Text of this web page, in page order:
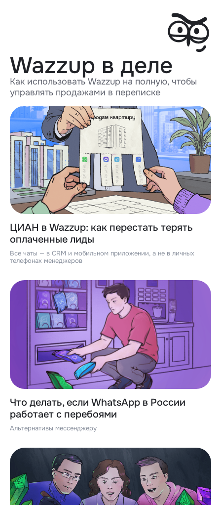
Wazzup в деле
Как использовать Wazzup на полную, чтобы
управлять продажами в переписке
ЦИАН в Wazzup: как перестать терять
оплаченные лиды
Все чаты — в CRM и мобильном приложении, а не в личных
телефонах менеджеров
Что делать, если WhatsApp в России
работает с перебоями
Альтернативы мессенджеру